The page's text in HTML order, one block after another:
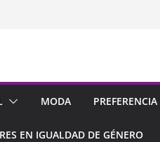
MODA
EN IGUALDAD DE GÉNERO